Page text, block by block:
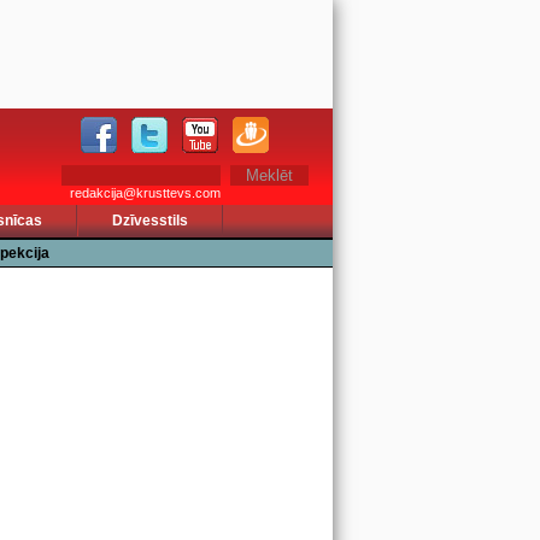
redakcija@krusttevs.com
Dzīvesstils